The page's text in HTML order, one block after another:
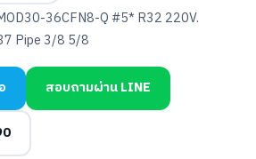
36CFN8-Q #5* R32 220V.
Pipe 3/8 5/8
สอบถามผ่าน LINE